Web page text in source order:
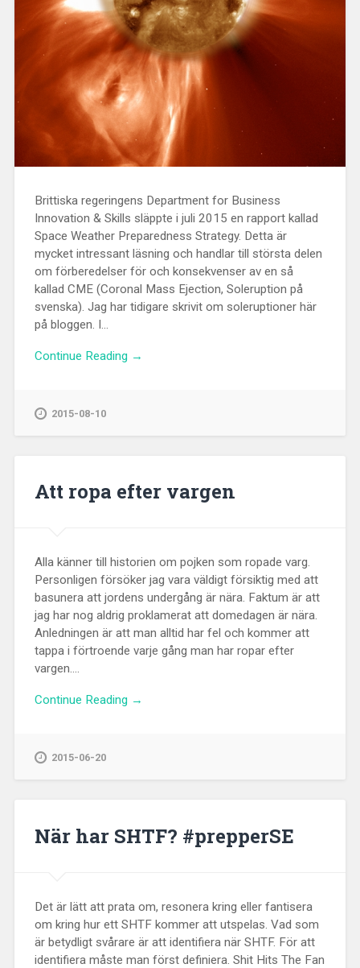
Brittiska regeringens Department for Business
Innovation & Skills släppte i juli 2015 en rapport kallad
Space Weather Preparedness Strategy. Detta är
mycket intressant läsning och handlar till största delen
om förberedelser för och konsekvenser av en så
kallad CME (Coronal Mass Ejection, Soleruption på
svenska). Jag har tidigare skrivit om soleruptioner här
på bloggen. I...
Continue Reading →
2015-08-10
Att ropa efter vargen
Alla känner till historien om pojken som ropade varg.
Personligen försöker jag vara väldigt försiktig med att
basunera att jordens undergång är nära. Faktum är att
jag har nog aldrig proklamerat att domedagen är nära.
Anledningen är att man alltid har fel och kommer att
tappa i förtroende varje gång man har ropar efter
vargen....
Continue Reading →
2015-06-20
När har SHTF? #prepperSE
Det är lätt att prata om, resonera kring eller fantisera
om kring hur ett SHTF kommer att utspelas. Vad som
är betydligt svårare är att identifiera när SHTF. För att
identifiera måste man först definiera. Shit Hits The Fan